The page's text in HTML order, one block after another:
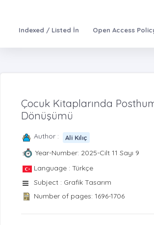
Indexed / Listed İn Open Access
Çocuk Kitaplarında
Dönüşümü
Author : Ali Kılıç
Year-Number: 2025-Cilt 11 Sayı 9
Language : Türkçe
Subject : Grafik Tasarım
Number of pages: 1696-1706